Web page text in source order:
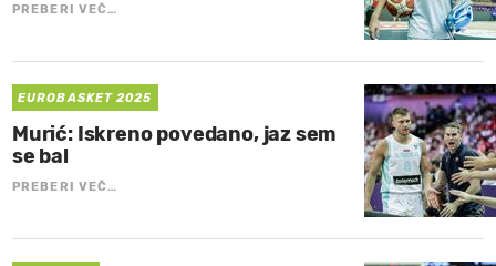
PREBERI VEČ…
EUROBASKET 2025
Murić: Iskreno povedano, jaz sem
se bal
PREBERI VEČ…